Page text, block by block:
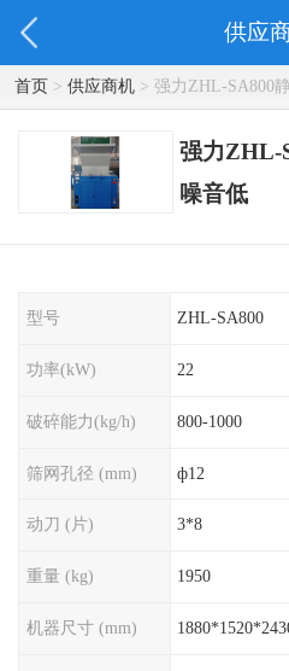
供应
首页> 供应商机> 强力ZHL-SA800
强力ZHL-
噪音低
型号 ZHL-SA800
功率(kW) 22
破碎能力(kg/h) 800-1000
筛网孔径 (mm) ф12
动刀 (片) 3*8
重量 (kg) 1950
机器尺寸 (mm)